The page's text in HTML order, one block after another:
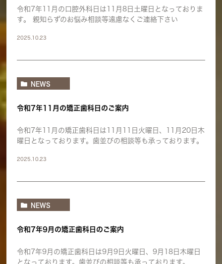
令和7年11月の口腔外科日は11月8日土曜日となっておりま
す。 親知らずのお悩み相談等遠慮なくご連絡下さい
2025.10.23
NEWS
令和7年11月の矯正歯科日のご案内
令和7年11月の矯正歯科日は11月11日火曜日、11月20日木
曜日となっております。歯並びの相談等も承っております。
2025.10.23
NEWS
令和7年9月の矯正歯科日のご案内
令和7年9月の矯正歯科日は9月9日火曜日、9月18日木曜日
となっております。歯並びの相談等も承っております。